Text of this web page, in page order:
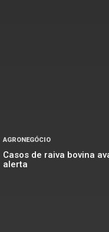
AGRONEGÓCIO
Casos de raiva bovina
alerta